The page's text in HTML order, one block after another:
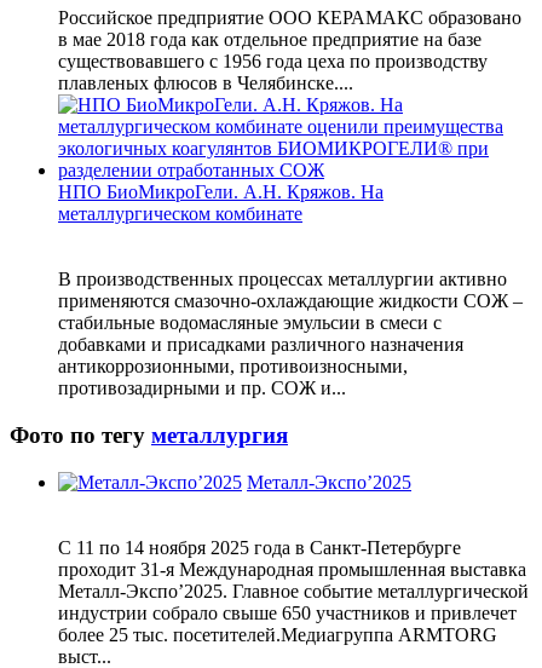
Российское предприятие ООО КЕРАМАКС образовано
в мае 2018 года как отдельное предприятие на базе
существовавшего с 1956 года цеха по производству
плавленых флюсов в Челябинске....
НПО БиоМикроГели. А.Н. Кряжов. На
металлургическом комбинате
В производственных процессах металлургии активно
применяются смазочно-охлаждающие жидкости СОЖ –
стабильные водомасляные эмульсии в смеси с
добавками и присадками различного назначения
антикоррозионными, противоизносными,
противозадирными и пр. СОЖ и...
Фото по тегу металлургия
Металл-Экспо’2025
С 11 по 14 ноября 2025 года в Санкт-Петербурге
проходит 31-я Международная промышленная выставка
Металл-Экспо’2025. Главное событие металлургической
индустрии собрало свыше 650 участников и привлечет
более 25 тыс. посетителей.Медиагруппа ARMTORG
выст...